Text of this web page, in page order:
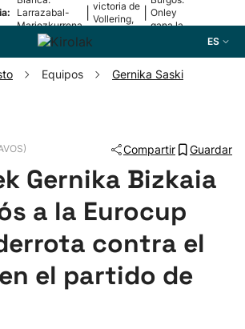
Larrazabal-
Mariezkurrena
II, a la final
victoria de
Vollering,
Onley
gana la
ES
Equipos Gernika Saski
Compartir Guardar
Gernika Bizkaia
a la Eurocup
contra el
el partido de